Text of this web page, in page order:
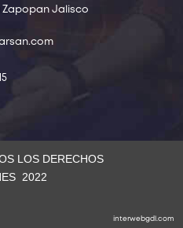
Jalisco
LOS DERECHOS
2022
interwebgdl.com